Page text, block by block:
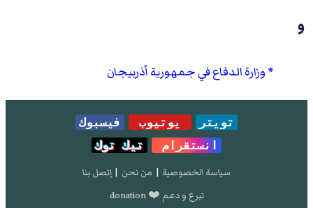
و
وزارة الدفاع في جمهورية أذربيجان
تويتر يوتيوب
فيسبوك
انستقرام
تيك توك
سياسة الخصوصية | من نحن | إتصل بنا
تبرع و دعم ❤️ donation